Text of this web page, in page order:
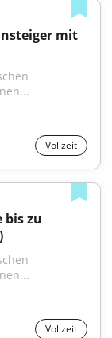
mit
Vollzeit
bis zu
Vollzeit